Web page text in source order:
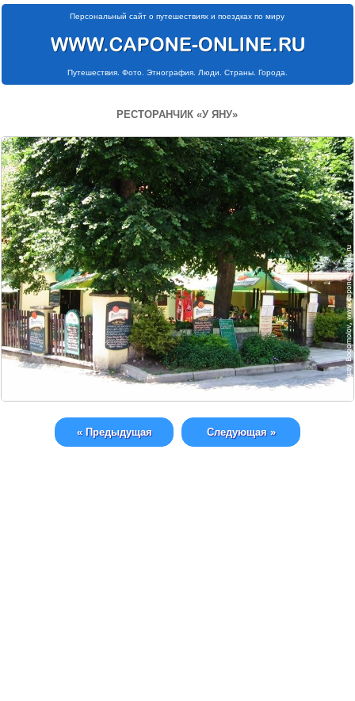
Персональный сайт о путешествиях и поездках по миру
Путешествия. Фото. Этнография. Люди. Страны. Города.
РЕСТОРАНЧИК «У ЯНУ»
« Предыдущая Следующая »